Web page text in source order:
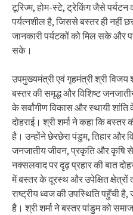
टूरिज्म, होम-स्टे, ट्रेकिंग जैसे
पर्यत्नशील है, जिससे बस्तर ही नहीं
जानकारी पर्यटकों को मिल सके और
सके।
उपमुख्यमंत्री एवं गृहमंत्री श्री
बस्तर की समृद्ध और विशिष्ट
के सर्वांगीण विकास और स्थायी शांति
दोहराई। श्री शर्मा ने कहा कि बस्तर
है। उन्होंने छेरछेरा पंडुम, तिहार और
जनजातीय जीवन, प्रकृति और कृषि से
नक्सलवाद पर दृढ़ प्रहार की बात
में बस्तर के दूरस्थ और उपेक्षित
राष्ट्रीय ध्वज की उपस्थिति पहुँची
है। श्री शर्मा ने बस्तर पांडुम को